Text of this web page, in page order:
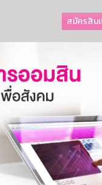
สมัครสิน
อบรายย่อย
คาร
ที่ยั่งยืน
การเงิน